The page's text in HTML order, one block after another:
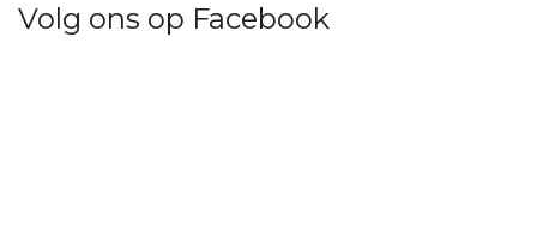
Volg ons op Facebook